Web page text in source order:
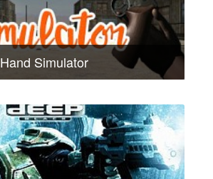
Hand Simulator